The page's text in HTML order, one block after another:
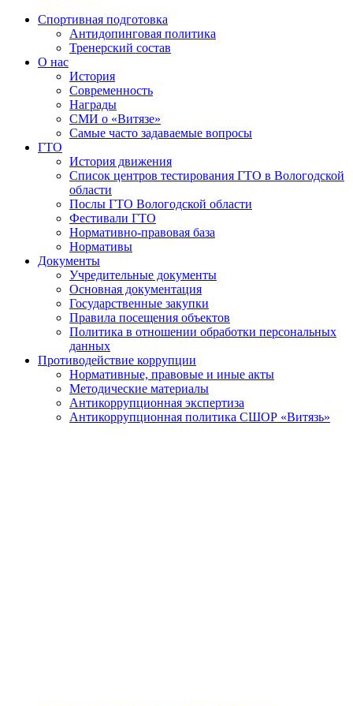
Спортивная подготовка
Антидопинговая политика
Тренерский состав
О нас
История
Современность
Награды
СМИ о «Витязе»
Самые часто задаваемые вопросы
ГТО
История движения
Список центров тестирования ГТО в Вологодской
области
Послы ГТО Вологодской области
Фестивали ГТО
Нормативно-правовая база
Нормативы
Документы
Учредительные документы
Основная документация
Государственные закупки
Правила посещения объектов
Политика в отношении обработки персональных
данных
Противодействие коррупции
Нормативные, правовые и иные акты
Методические материалы
Антикоррупционная экспертиза
Антикоррупционная политика СШОР «Витязь»